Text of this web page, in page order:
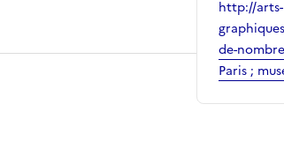
http://arts-
de-
Paris ;